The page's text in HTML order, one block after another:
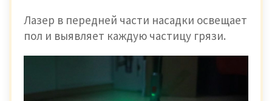
Лазер в передней части насадки освещает
пол и выявляет каждую частицу грязи.